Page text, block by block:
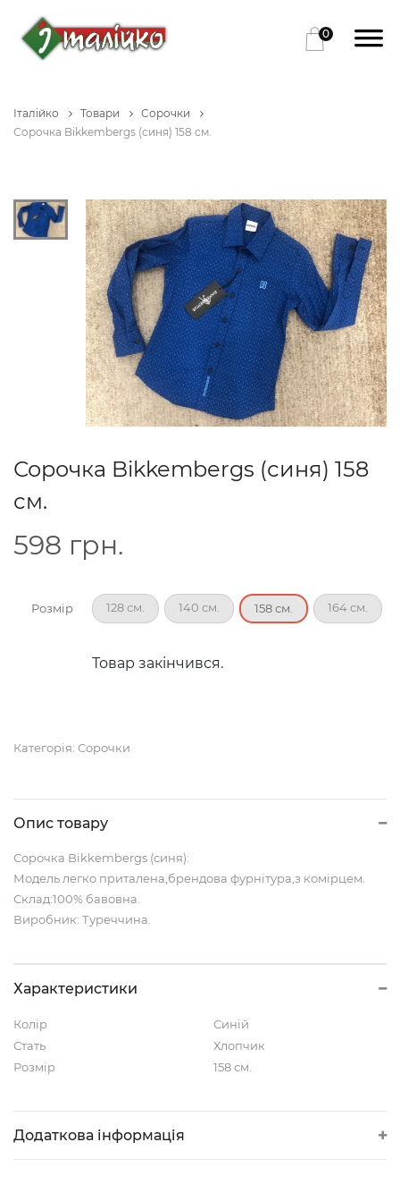
0
Італійко Товари
Сорочки
Сорочка Bikkembergs (синя) 158 см.
Сорочка Bikkembergs (синя) 158
см.
598 грн.
Розмір 128 см. 140 см. 158 см. 164 см.
Товар закінчився.
Категорія: Сорочки
Опис товару
Сорочка Bikkembergs (синя):
Модель легко приталена,брендова фурнітура,з комірцем.
Склад:100% бавовна.
Виробник: Туреччина.
Характеристики
Колір
Синій
Стать
Хлопчик
Розмір
158 см.
Додаткова інформація